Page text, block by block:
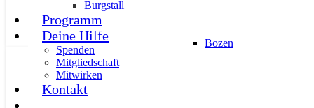
Bozen
Burgstall
Programm
Deine Hilfe
Spenden
Mitgliedschaft
Mitwirken
Kontakt
AKTUELLIMPULSPRESSE